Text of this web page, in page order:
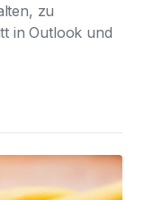
zu
in Outlook und